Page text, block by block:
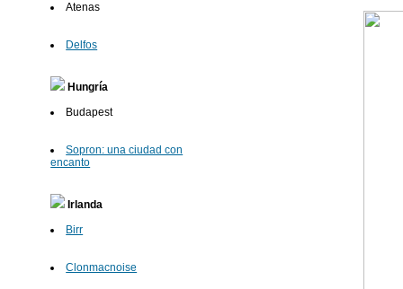
Atenas
Delfos
Hungría
Budapest
Sopron: una ciudad con
encanto
Irlanda
Birr
Clonmacnoise